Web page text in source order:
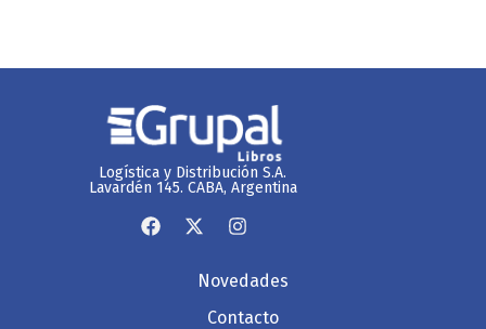
Logística y Distribución S.A.
Lavardén 145. CABA, Argentina
Novedades
Contacto